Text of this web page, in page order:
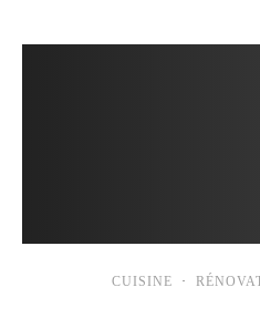
CUISINE ·